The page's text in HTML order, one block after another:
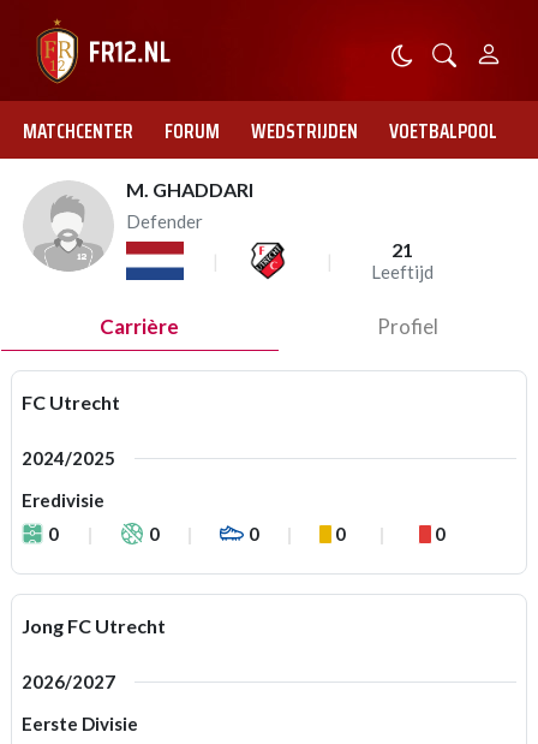
MATCHCENTER FORUM WEDSTRIJDEN VOETBALPOOL
M. GHADDARI
Defender
21
Leeftijd
Carrière Profiel
FC Utrecht
2024/2025
Eredivisie
0
0 0 0 0
Jong FC Utrecht
2026/2027
Eerste Divisie